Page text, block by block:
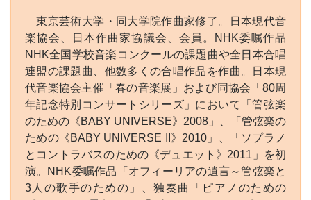
東京芸術大学・同大学院作曲家修了。日本現代音
楽協会、日本作曲家協議会、会員。NHK委嘱作品
NHK全国学校音楽コンクールの課題曲や全日本合唱
連盟の課題曲、他数多くの合唱作品を作曲。日本現
代音楽協会主催「春の音楽展」および同協会「80周
年記念特別コンサートシリーズ」において「管弦楽
のための《BABY UNIVERSE》2008」、「管弦楽の
ための《BABY UNIVERSE II》2010」、「ソプラノ
とコントラバスのための《デュエット》2011」を初
演。NHK委嘱作品「オフィーリアの遺言～管弦楽と
3人の歌手のための」、独奏曲「ピアノのための